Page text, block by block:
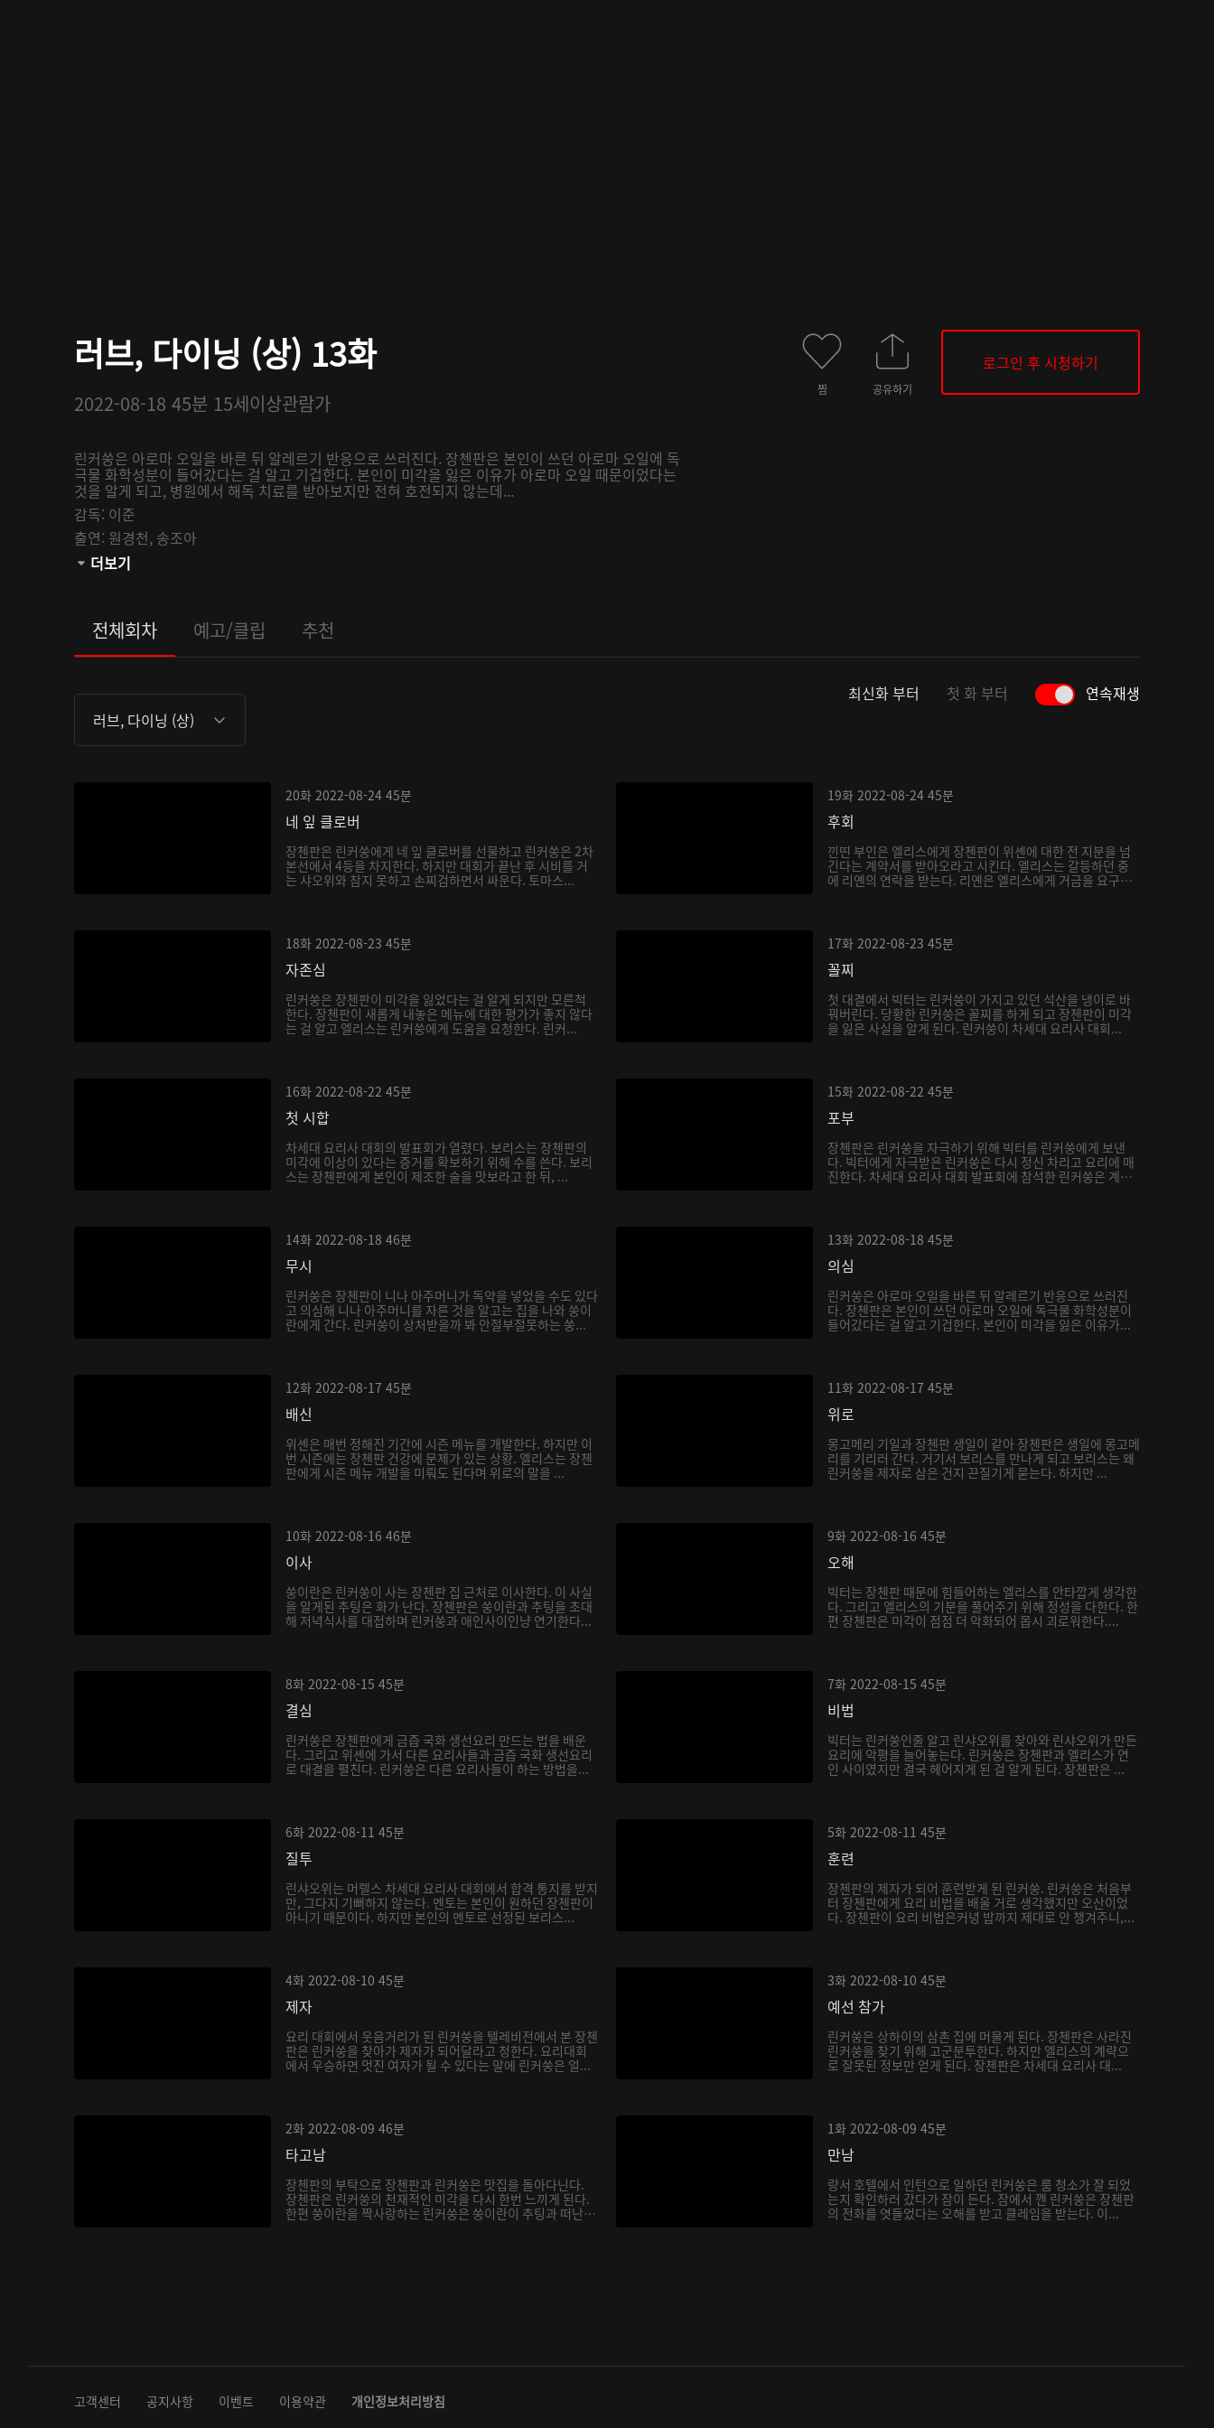
러브, 다이닝 (상) 13화
2022-08-18 45분 15세이상관람가
린커쑹은 아로마 오일을 바른 뒤 알레르기 반응으로 쓰러진다. 장첸판은 본인이 쓰던 아로마 오일에 독
극물 화학성분이 들어갔다는 걸 알고 기겁한다. 본인이 미각을 잃은 이유가 아로마 오일 때문이었다는
것을 알게 되고, 병원에서 해독 치료를 받아보지만 전혀 호전되지 않는데...
감독: 이준
출연: 원경천, 송조아
관람등급:
더보기
찜 공유하기
로그인 후 시청하기
전체회차 예고/클립 추천
러브, 다이닝 (상)
최신화 부터 첫 화 부터 연속재생
20화 2022-08-24 45분
네 잎 클로버
장첸판은 린커쑹에게 네 잎 클로버를 선물하고 린커쑹은 2차
본선에서 4등을 차지한다. 하지만 대회가 끝난 후 시비를 거
는 샤오위와 참지 못하고 손찌검하면서 싸운다. 토마스...
19화 2022-08-24 45분
후회
낀띤 부인은 엘리스에게 장첸판이 위셴에 대한 전 지분을 넘
긴다는 계약서를 받아오라고 시킨다. 엘리스는 갈등하던 중
에 리옌의 연락을 받는다. 리옌은 엘리스에게 거금을 요구
18화 2022-08-23 45분
자존심
린커쑹은 장첸판이 미각을 잃었다는 걸 알게 되지만 모른척
한다. 장첸판이 새롭게 내놓은 메뉴에 대한 평가가 좋지 않다
는 걸 알고 엘리스는 린커쑹에게 도움을 요청한다. 린커...
17화 2022-08-23 45분
꼴찌
첫 대결에서 빅터는 린커쑹이 가지고 있던 석산을 냉이로 바
꿔버린다. 당황한 린커쑹은 꼴찌를 하게 되고 장첸판이 미각
을 잃은 사실을 알게 된다. 린커쑹이 차세대 요리사 대회...
16화 2022-08-22 45분
첫 시합
차세대 요리사 대회의 발표회가 열렸다. 보리스는 장첸판의
미각에 이상이 있다는 증거를 확보하기 위해 수를 쓴다. 보리
스는 장첸판에게 본인이 제조한 술을 맛보라고 한 뒤, ...
15화 2022-08-22 45분
포부
장첸판은 린커쑹을 자극하기 위해 빅터를 린커쑹에게 보낸
다. 빅터에게 자극받은 린커쑹은 다시 정신 차리고 요리에 매
진한다. 차세대 요리사 대회 발표회에 참석한 린커쑹은 계
14화 2022-08-18 46분
무시
린커쑹은 장첸판이 니나 아주머니가 독약을 넣었을 수도 있다
고 의심해 니나 아주머니를 자른 것을 알고는 집을 나와 쑹이
란에게 간다. 린커쑹이 상처받을까 봐 안절부절못하는 쑹...
13화 2022-08-18 45분
의심
린커쑹은 아로마 오일을 바른 뒤 알레르기 반응으로 쓰러진
다. 장첸판은 본인이 쓰던 아로마 오일에 독극물 화학성분이
들어갔다는 걸 알고 기겁한다. 본인이 미각을 잃은 이유가...
12화 2022-08-17 45분
배신
위셴은 매번 정해진 기간에 시즌 메뉴를 개발한다. 하지만 이
번 시즌에는 장첸판 건강에 문제가 있는 상황. 엘리스는 장첸
판에게 시즌 메뉴 개발을 미뤄도 된다며 위로의 말을 ...
11화 2022-08-17 45분
위로
몽고메리 기일과 장첸판 생일이 같아 장첸판은 생일에 몽고메
리를 기리러 간다. 거기서 보리스를 만나게 되고 보리스는 왜
린커쑹을 제자로 삼은 건지 끈질기게 묻는다. 하지만 ...
10화 2022-08-16 46분
이사
쑹이란은 린커쑹이 사는 장첸판 집 근처로 이사한다. 이 사실
을 알게된 추팅은 화가 난다. 장첸판은 쑹이란과 추팅을 초대
해 저녁식사를 대접하며 린커쑹과 애인사이인냥 연기한다...
9화 2022-08-16 45분
오해
빅터는 장첸판 때문에 힘들어하는 엘리스를 안타깝게 생각한
다. 그리고 엘리스의 기분을 풀어주기 위해 정성을 다한다. 한
편 장첸판은 미각이 점점 더 악화되어 몹시 괴로워한다....
8화 2022-08-15 45분
결심
린커쑹은 장첸판에게 금즙 국화 생선요리 만드는 법을 배운
다. 그리고 위셴에 가서 다른 요리사들과 금즙 국화 생선요리
로 대결을 펼친다. 린커쑹은 다른 요리사들이 하는 방법을...
7화 2022-08-15 45분
비법
빅터는 린커쑹인줄 알고 린샤오위를 찾아와 린샤오위가 만든
요리에 악평을 늘어놓는다. 린커쑹은 장첸판과 엘리스가 연
인 사이였지만 결국 헤어지게 된 걸 알게 된다. 장첸판은 ...
6화 2022-08-11 45분
질투
린샤오위는 머렐스 차세대 요리사 대회에서 합격 통지를 받지
만, 그다지 기뻐하지 않는다. 멘토는 본인이 원하던 장첸판이
아니기 때문이다. 하지만 본인의 멘토로 선정된 보리스...
5화 2022-08-11 45분
훈련
장첸판의 제자가 되어 훈련받게 된 린커쑹. 린커쑹은 처음부
터 장첸판에게 요리 비법을 배울 거로 생각했지만 오산이었
다. 장첸판이 요리 비법은커녕 밥까지 제대로 안 챙겨주니,...
4화 2022-08-10 45분
제자
요리 대회에서 웃음거리가 된 린커쑹을 텔레비전에서 본 장첸
판은 린커쑹을 찾아가 제자가 되어달라고 청한다. 요리대회
에서 우승하면 멋진 여자가 될 수 있다는 말에 린커쑹은 얼...
3화 2022-08-10 45분
예선 참가
린커쑹은 상하이의 삼촌 집에 머물게 된다. 장첸판은 사라진
린커쑹을 찾기 위해 고군분투한다. 하지만 엘리스의 계략으
로 잘못된 정보만 얻게 된다. 장첸판은 차세대 요리사 대...
2화 2022-08-09 46분
타고남
장첸판의 부탁으로 장첸판과 린커쑹은 맛집을 돌아다닌다.
장첸판은 린커쑹의 천재적인 미각을 다시 한번 느끼게 된다.
한편 쑹이란을 짝사랑하는 린커쑹은 쑹이란이 추팅과 떠난
1화 2022-08-09 45분
만남
량서 호텔에서 인턴으로 일하던 린커쑹은 룸 청소가 잘 되었
는지 확인하러 갔다가 잠이 든다. 잠에서 깬 린커쑹은 장첸판
의 전화를 엿들었다는 오해를 받고 클레임을 받는다. 이...
고객센터 공지사항 이벤트 이용약관 개인정보처리방침